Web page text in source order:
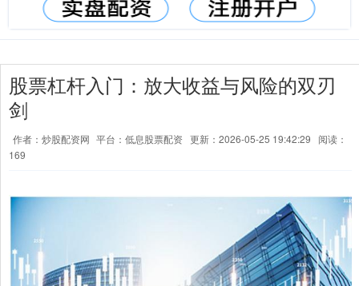
股票杠杆入门：放大收益与风险的双刃
剑
作者：炒股配资网 平台：低息股票配资 更新：2026-05-25 19:42:29
阅读：
169